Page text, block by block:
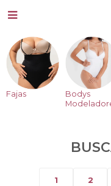

Fajas
Bodys
1 2